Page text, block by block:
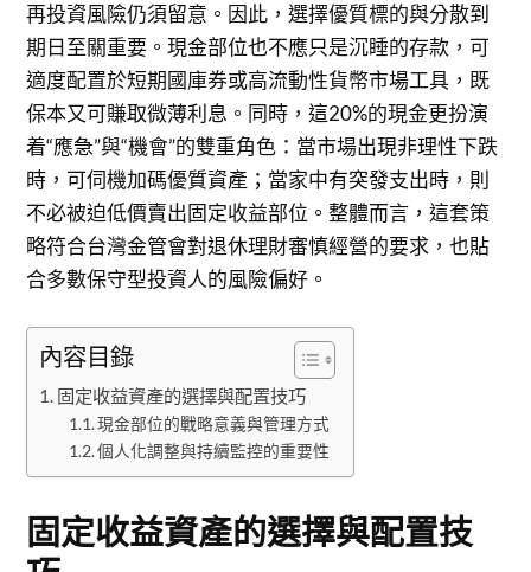
再投資風險仍須留意。因此，選擇優質標的與分散到
期日至關重要。現金部位也不應只是沉睡的存款，可
適度配置於短期國庫券或高流動性貨幣市場工具，既
保本又可賺取微薄利息。同時，這20%的現金更扮演
着“應急”與“機會”的雙重角色：當市場出現非理性下跌
時，可伺機加碼優質資產；當家中有突發支出時，則
不必被迫低價賣出固定收益部位。整體而言，這套策
略符合台灣金管會對退休理財審慎經營的要求，也貼
合多數保守型投資人的風險偏好。
內容目錄
固定收益資產的選擇與配置技巧
現金部位的戰略意義與管理方式
個人化調整與持續監控的重要性
固定收益資產的選擇與配置技